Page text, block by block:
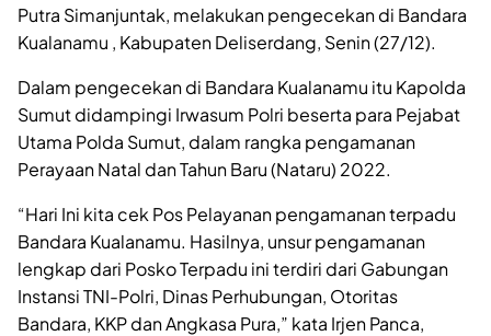
Putra Simanjuntak, melakukan pengecekan di Bandara
Kualanamu , Kabupaten Deliserdang, Senin (27/12).
Dalam pengecekan di Bandara Kualanamu itu Kapolda
Sumut didampingi Irwasum Polri beserta para Pejabat
Utama Polda Sumut, dalam rangka pengamanan
Perayaan Natal dan Tahun Baru (Nataru) 2022.
“Hari Ini kita cek Pos Pelayanan pengamanan terpadu
Bandara Kualanamu. Hasilnya, unsur pengamanan
lengkap dari Posko Terpadu ini terdiri dari Gabungan
Instansi TNI-Polri, Dinas Perhubungan, Otoritas
Bandara, KKP dan Angkasa Pura,” kata Irjen Panca,